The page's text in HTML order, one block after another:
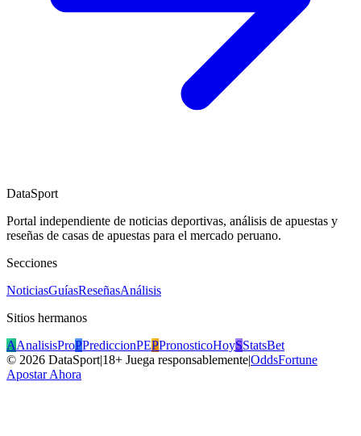
DataSport
Portal independiente de noticias deportivas, análisis de apuestas y
reseñas de casas de apuestas para el mercado peruano.
Secciones
NoticiasGuíasReseñasAnálisis
Sitios hermanos
AAnalisisProPPrediccionPEPPronosticoHoySStatsBet
© 2026 DataSport|18+ Juega responsablemente|OddsFortune
Apostar Ahora